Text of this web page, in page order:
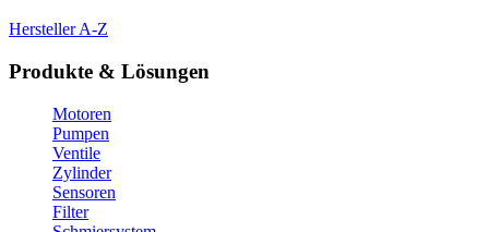
Hersteller A-Z
Produkte & Lösungen
Motoren
Pumpen
Ventile
Zylinder
Sensoren
Filter